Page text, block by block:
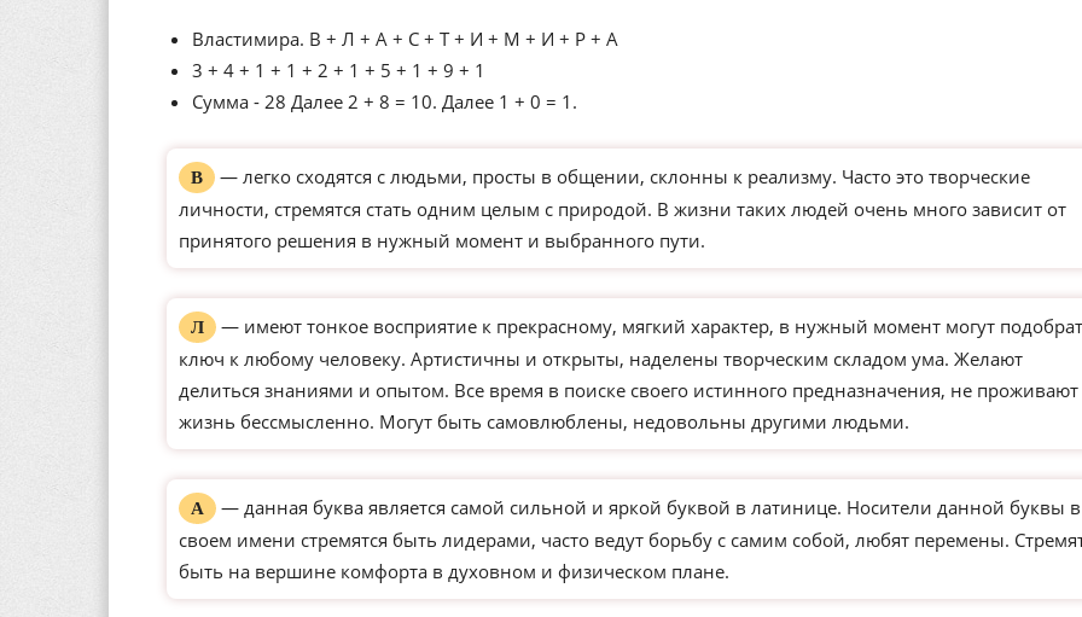
Властимира. В + Л + А + С + Т + И + М + И + Р + А
3 + 4 + 1 + 1 + 2 + 1 + 5 + 1 + 9 + 1
Сумма - 28 Далее 2 + 8 = 10. Далее 1 + 0 = 1.
В
— легко сходятся с людьми, просты в общении, склонны к реализму. Часто это творческие
личности, стремятся стать одним целым с природой. В жизни таких людей очень много зависит от
принятого решения в нужный момент и выбранного пути.
Л
— имеют тонкое восприятие к прекрасному, мягкий характер, в нужный момент могут
ключ к любому человеку. Артистичны и открыты, наделены творческим складом ума. Желают
делиться знаниями и опытом. Все время в поиске своего истинного предназначения, не проживают
жизнь бессмысленно. Могут быть самовлюблены, недовольны другими людьми.
А
— данная буква является самой сильной и яркой буквой в латинице. Носители данной буквы в
своем имени стремятся быть лидерами, часто ведут борьбу с самим собой, любят перемены.
быть на вершине комфорта в духовном и физическом плане.